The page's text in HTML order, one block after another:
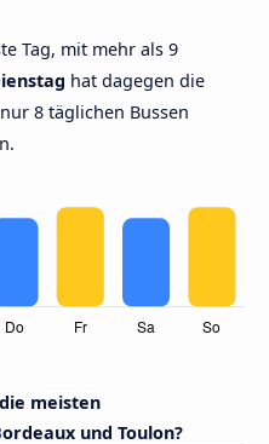
Tag, mit mehr als 9
hat dagegen die
8 täglichen Bussen
meisten
und Toulon?